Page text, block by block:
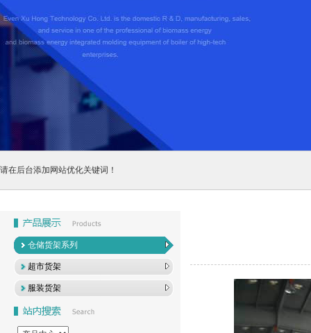
请在后台添加网站优化关键词！
仓储货架系列
超市货架
服装货架